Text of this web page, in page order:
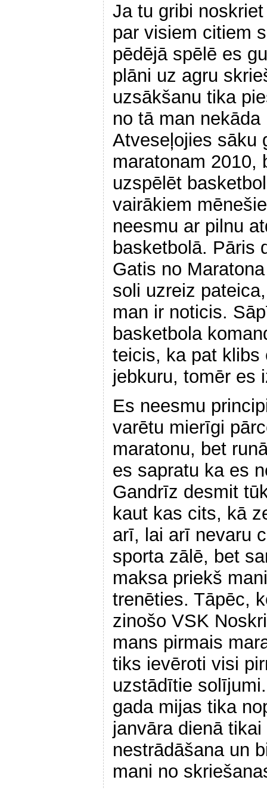
Ja tu gribi
par visiem citiem
pēdējā spēlē es
plāni uz agru
uzsākšanu tika
no tā man
Atveseļojies sāku
maratonam 2010,
uzspēlēt
vairākiem
neesmu ar pilnu
basketbolā. Pāris
Gatis no
soli uzreiz
man ir noticis.
basketbola
teicis, ka pat klibs
jebkuru, tomēr es
Es neesmu
varētu mierīgi
maratonu, bet
es sapratu ka es
Gandrīz desmit
kaut kas cits, kā
arī, lai arī nevaru
sporta zālē, bet
maksa priekš
trenēties. Tāpēc,
zinošo VSK
mans pirmais
tiks ievēroti visi
uzstādītie
gada mijas tika
janvāra dienā
nestrādāšana un
mani no